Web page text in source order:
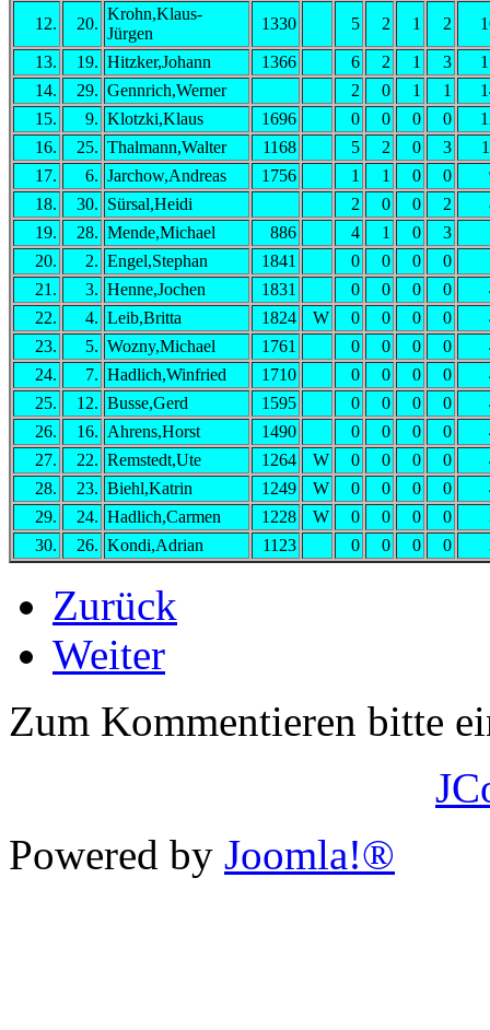
12. 20.
Krohn,Klaus-
Jürgen
1330 5 2 1 2
13. 19. Hitzker,Johann 1366 6 2 1 3
14.
29. Gennrich,Werner 2 0 1 1
15.
9. Klotzki,Klaus 1696 0 0 0 0
16.
25. Thalmann,Walter 1168 5 2 0 3
17.
6. Jarchow,Andreas 1756 1 1 0 0
18.
30. Sürsal,Heidi 2 0 0 2
19.
28. Mende,Michael 886 4 1 0 3
20.
2. Engel,Stephan 1841 0 0 0 0
21.
3. Henne,Jochen 1831 0 0 0 0
22.
4. Leib,Britta 1824 W 0 0 0 0
23.
5. Wozny,Michael 1761 0 0 0 0
24.
7. Hadlich,Winfried 1710 0 0 0 0
25.
12. Busse,Gerd 1595 0 0 0 0
26.
16. Ahrens,Horst 1490 0 0 0 0
27.
22. Remstedt,Ute 1264 W 0 0 0 0
28.
23. Biehl,Katrin 1249 W 0 0 0 0
29.
24. Hadlich,Carmen 1228 W 0 0 0 0
30.
26. Kondi,Adrian 1123 0 0 0 0
Zurück
Weiter
Zum Kommentieren bitte
Powered by Joomla!®